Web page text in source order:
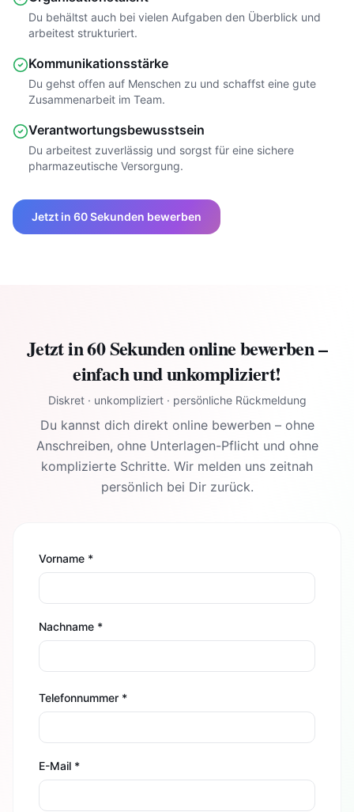
Du behältst auch bei vielen Aufgaben den Überblick und
arbeitest strukturiert.
Kommunikationsstärke
Du gehst offen auf Menschen zu und schaffst eine gute
Zusammenarbeit im Team.
Verantwortungsbewusstsein
Du arbeitest zuverlässig und sorgst für eine sichere
pharmazeutische Versorgung.
Jetzt in 60 Sekunden bewerben
Jetzt in 60 Sekunden online bewerben –
einfach und unkompliziert!
Diskret · unkompliziert · persönliche Rückmeldung
Du kannst dich direkt online bewerben – ohne
Anschreiben, ohne Unterlagen-Pflicht und ohne
komplizierte Schritte. Wir melden uns zeitnah
persönlich bei Dir zurück.
Vorname *
Nachname *
Telefonnummer *
E-Mail *